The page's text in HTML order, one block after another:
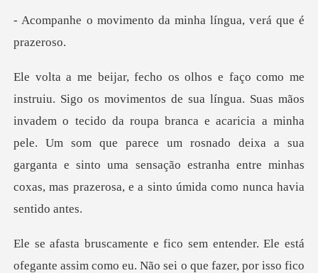
to da minha língua, v
vadem o tecido da roupa branca e acaricia a minha
pele. Um som que parece um rosnado deixa a sua
garganta e s
r. Ele está
ofegante assim como eu. Não sei